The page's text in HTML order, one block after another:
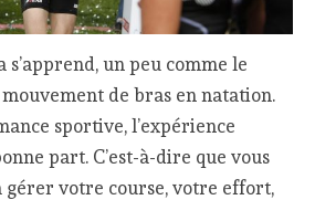
s’apprend, un peu comme le
de bras en natation.
sportive, l’expérience
part. C’est-à-dire que vous
gérer votre course, votre effort,